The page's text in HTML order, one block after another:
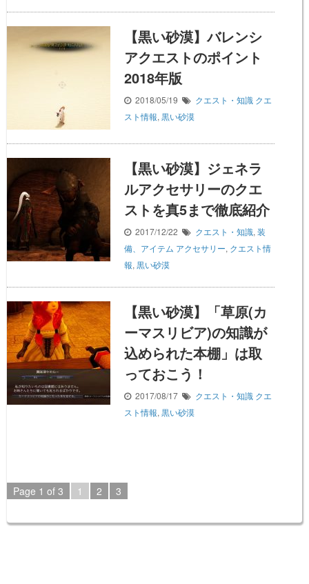
【黒い砂漠】バレンシ
アクエストのポイント
2018年版
2018/05/19 クエスト・知識 クエ
スト情報, 黒い砂漠
【黒い砂漠】ジェネラ
ルアクセサリーのクエ
ストを真5まで徹底紹介
2017/12/22 クエスト・知識, 装
備、アイテム アクセサリー, クエスト情
報, 黒い砂漠
【黒い砂漠】「草原(カ
ーマスリビア)の知識が
込められた本棚」は取
っておこう！
2017/08/17 クエスト・知識 クエ
スト情報, 黒い砂漠
Page 1 of 3 1 2 3